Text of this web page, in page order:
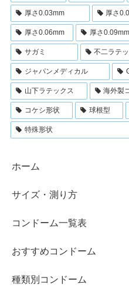
厚さ0.03mm 厚さ
厚さ0.06mm 厚さ0.09mm
サガミ 不二ラテ
ジャパンメディカル
山下ラテックス 海外製
コケシ形状 球根型
特殊形状
ホーム
サイズ・測り方
コンドーム一覧表
おすすめコンドーム
種類別コンドーム